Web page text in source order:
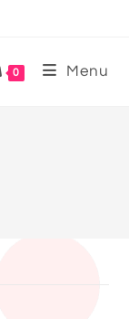
0 Menu